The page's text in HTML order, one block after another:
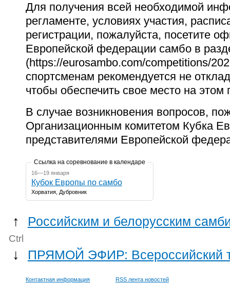
Для получения всей необходимой
регламенте, условиях участия,
регистрации, пожалуйста, посетите
Европейской федерации самбо в
(https://eurosambo.com/competitions/
спортсменам рекомендуется не
чтобы обеспечить свое место на
В случае возникновения вопросов,
Организационным комитетом Кубка
представителями Европейской
Ссылка на соревнование в календаре
16—19 января
Кубок Европы по самбо
Хорватия, Дубровник
↑ Российским и белорусским
Ctrl
↓ ПРЯМОЙ ЭФИР: Всероссийский
Контактная информация
RSS лента новостей